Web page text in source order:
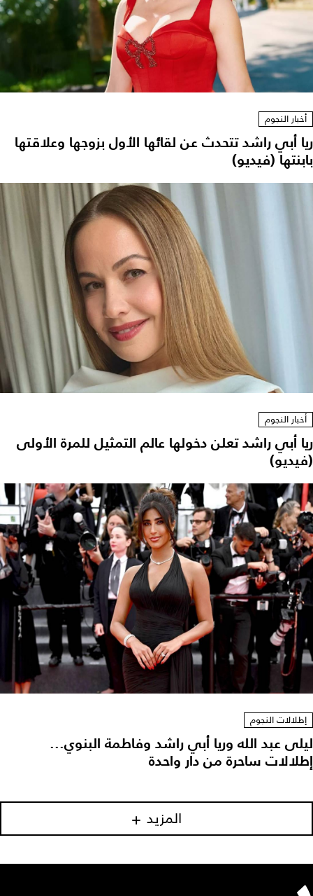
أخبار النجوم
ريا أبي راشد تتحدث عن لقائها الأول بزوجها وعلاقتها
بابنتها (فيديو)
أخبار النجوم
ريا أبي راشد تعلن دخولها عالم التمثيل للمرة الأولى
(فيديو)
إطلالات النجوم
ليلى عبد الله وريا أبي راشد وفاطمة البنوي...
إطلالات ساحرة من دار واحدة
المزيد